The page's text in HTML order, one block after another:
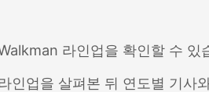
라인업을 확인할 수 있
인업을 살펴본 뒤 연도별 기사